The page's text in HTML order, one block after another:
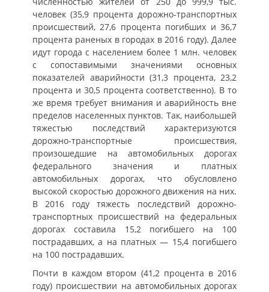
человек (35,9 процента дорожно-транспортных
происшествий, 27,6 процента погибших и 36,7
процента раненых в городах в 2016 году). Далее
идут города с населением более 1 млн. человек
с сопоставимыми значениями основных
показателей аварийности (31,3 процента, 23,2
процента и 30,5 процента соответственно). В то
же время требует внимания и аварийность вне
пределов населенных пунктов. Так, наибольшей
тяжестью последствий характеризуются
дорожно-транспортные происшествия,
произошедшие на автомобильных дорогах
федерального значения и платных
автомобильных дорогах, что обусловлено
высокой скоростью дорожного движения на них.
В 2016 году тяжесть последствий дорожно-
транспортных происшествий на федеральных
дорогах составила 15,2 погибшего на 100
пострадавших, а на платных — 15,4 погибшего
на 100 пострадавших.
Почти в каждом втором (41,2 процента в 2016
году) происшествии на автомобильных дорогах